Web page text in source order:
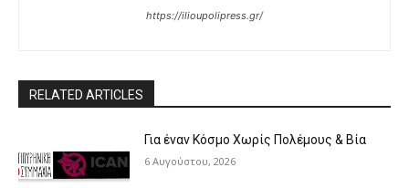
https://ilioupolipress.gr/
RELATED ARTICLES
Για έναν Κόσμο Χωρίς Πολέμους & Βία
6 Αυγούστου, 2026